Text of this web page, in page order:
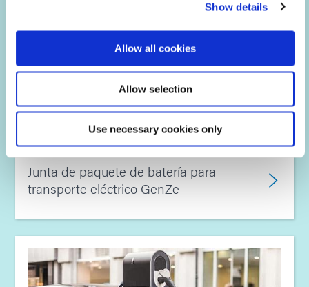
Show details
Allow all cookies
Allow selection
Use necessary cookies only
Junta de paquete de batería para
transporte eléctrico GenZe